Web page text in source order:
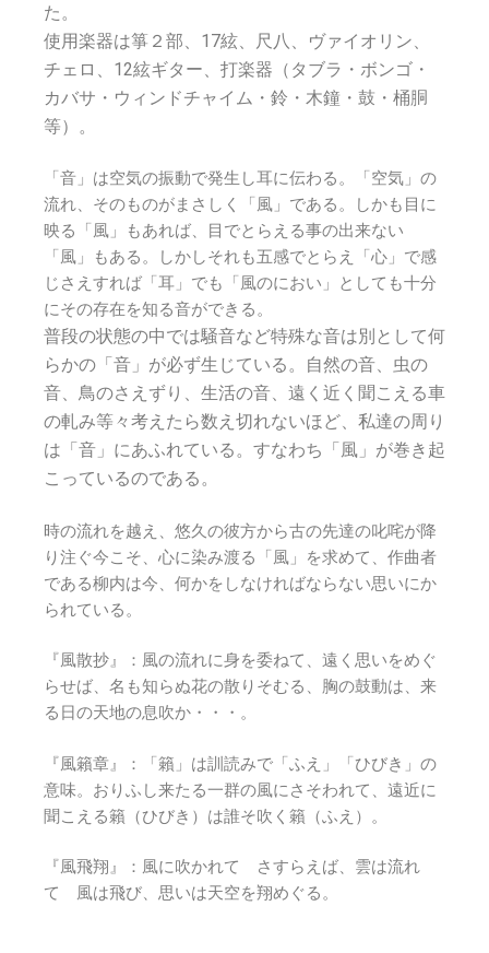
た。
使用楽器は箏２部、17絃、尺八、ヴァイオリン、
チェロ、12絃ギター、打楽器（タブラ・ボンゴ・
カバサ・ウィンドチャイム・鈴・木鐘・鼓・桶胴
等）。
「音」は空気の振動で発生し耳に伝わる。「空気」の
流れ、そのものがまさしく「風」である。しかも目に
映る「風」もあれば、目でとらえる事の出来ない
「風」もある。しかしそれも五感でとらえ「心」で感
じさえすれば「耳」でも「風のにおい」としても十分
にその存在を知る音ができる。
普段の状態の中では騒音など特殊な音は別として何
らかの「音」が必ず生じている。自然の音、虫の
音、鳥のさえずり、生活の音、遠く近く聞こえる車
の軋み等々考えたら数え切れないほど、私達の周り
は「音」にあふれている。すなわち「風」が巻き起
こっているのである。
時の流れを越え、悠久の彼方から古の先達の叱咤が降
り注ぐ今こそ、心に染み渡る「風」を求めて、作曲者
である柳内は今、何かをしなければならない思いにか
られている。
『風散抄』：風の流れに身を委ねて、遠く思いをめぐ
らせば、名も知らぬ花の散りそむる、胸の鼓動は、来
る日の天地の息吹か・・・。
『風籟章』：「籟」は訓読みで「ふえ」「ひびき」の
意味。おりふし来たる一群の風にさそわれて、遠近に
聞こえる籟（ひびき）は誰そ吹く籟（ふえ）。
『風飛翔』：風に吹かれて さすらえば、雲は流れ
て 風は飛び、思いは天空を翔めぐる。